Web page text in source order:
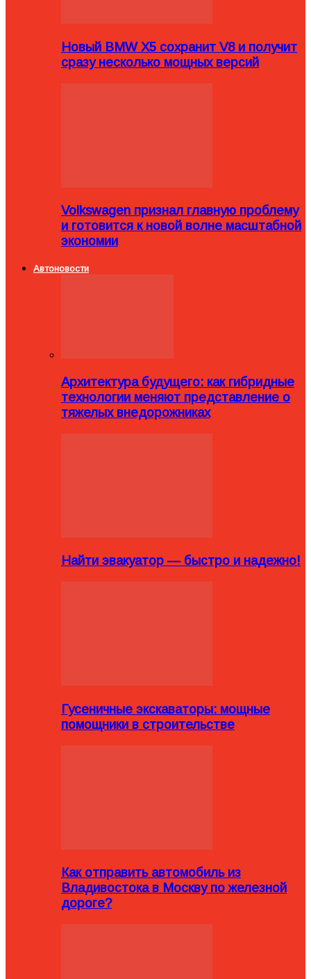
Новый BMW X5 сохранит V8 и получит
сразу несколько мощных версий
Volkswagen признал главную проблему
и готовится к новой волне масштабной
экономии
Автоновости
Архитектура будущего: как гибридные
технологии меняют представление о
тяжелых внедорожниках
Найти эвакуатор — быстро и надежно!
Гусеничные экскаваторы: мощные
помощники в строительстве
Как отправить автомобиль из
Владивостока в Москву по железной
дороге?